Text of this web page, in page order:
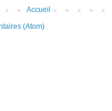
Accueil
(Atom)